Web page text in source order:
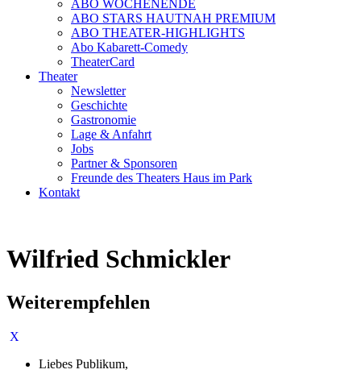
ABO WOCHENENDE
ABO STARS HAUTNAH PREMIUM
ABO THEATER-HIGHLIGHTS
Abo Kabarett-Comedy
TheaterCard
Theater
Newsletter
Geschichte
Gastronomie
Lage & Anfahrt
Jobs
Partner & Sponsoren
Freunde des Theaters Haus im Park
Kontakt
Wilfried Schmickler
Weiterempfehlen
Liebes Publikum,